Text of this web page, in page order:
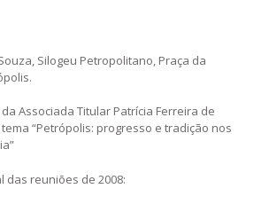
Silogeu Petropolitano, Praça da
Associada Titular Patrícia Ferreira de
“Petrópolis: progresso e tradição nos
das reuniões de 2008: